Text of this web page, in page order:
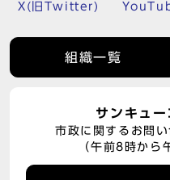
X(旧Twitter)
組織一覧
サンキュ
市政に関するお問
（午前8時か